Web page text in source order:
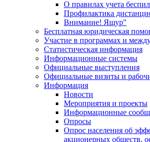
О правилах учета
Профилактика
Внимание! Ящур"
Бесплатная юридическая
Участие в программах и
Статистическая информация
Информационные системы
Официальные выступления
Официальные визиты и
Информация
Новости
Мероприятия и проекты
Информационные
Опросы
Опрос населения об
акционерных обществ,